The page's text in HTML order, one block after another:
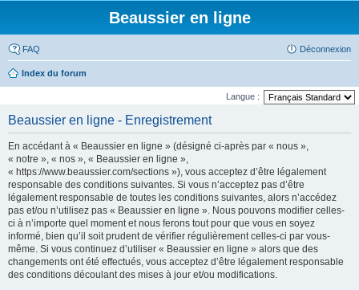
Beaussier en ligne
FAQ Déconnexion
Index du forum
Langue :
Beaussier en ligne - Enregistrement
En accédant à « Beaussier en ligne » (désigné ci-après par « nous »,
« notre », « nos », « Beaussier en ligne »,
« https://www.beaussier.com/sections »), vous acceptez d’être légalement
responsable des conditions suivantes. Si vous n’acceptez pas d’être
légalement responsable de toutes les conditions suivantes, alors n’accédez
pas et/ou n’utilisez pas « Beaussier en ligne ». Nous pouvons modifier celles-
ci à n’importe quel moment et nous ferons tout pour que vous en soyez
informé, bien qu’il soit prudent de vérifier régulièrement celles-ci par vous-
même. Si vous continuez d’utiliser « Beaussier en ligne » alors que des
changements ont été effectués, vous acceptez d’être légalement responsable
des conditions découlant des mises à jour et/ou modifications.